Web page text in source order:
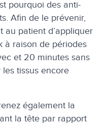
pourquoi des anti-
Afin de le prévenir,
au patient d’appliquer
à raison de périodes
et 20 minutes sans
tissus encore
également la
la tête par rapport